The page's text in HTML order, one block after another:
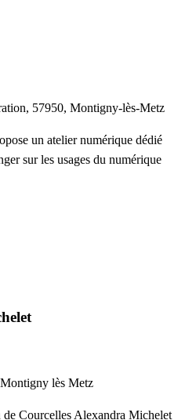
57950, Montigny-lès-Metz
un atelier numérique dédié
sur les usages du numérique
lès Metz
de Courcelles Alexandra Michelet